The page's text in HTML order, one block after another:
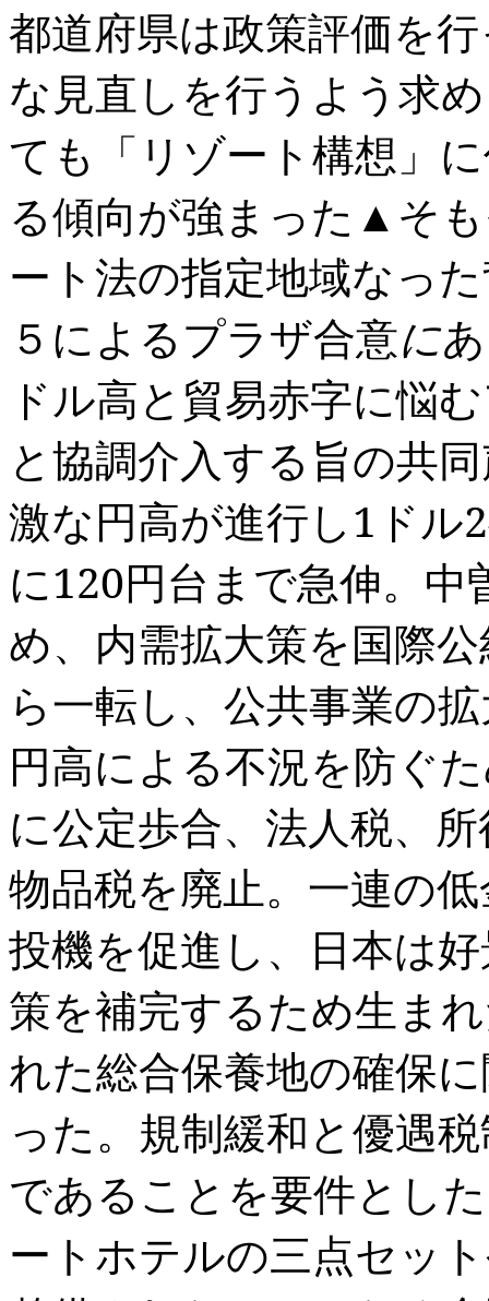
都道府県は政策評価を
な見直しを行うよう求
ても「リゾート構想」
る傾向が強まった ▲そも
ート法の指定地域なっ
５によるプラザ合意に
ドル高と貿易赤字に悩
と協調介入する旨の共
激な円高が進行し1 ドル
に120円台まで急伸。中
め、内需拡大策を国際
ら一転し、公共事業の
円高による不況を防ぐ
に公定歩合、法人税、
物品税を廃止。一連の
投機を促進し、日本は
策を補完するため生ま
れた総合保養地の確保
った。規制緩和と優遇
であることを要件とし
ートホテルの三点セッ